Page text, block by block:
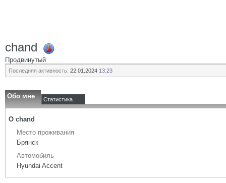
chand
Продвинутый
Последняя активность: 22.01.2024 13:23
Обо мне Статистика
О chand
Место проживания
Брянск
Автомобиль
Hyundai Accent